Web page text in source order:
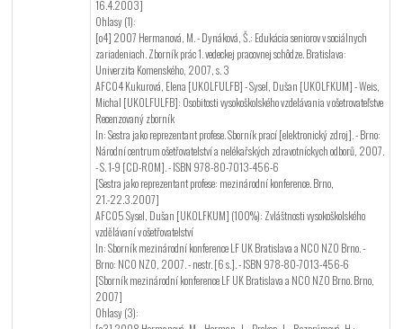
16.4.2003]
Ohlasy (1):
[o4] 2007 Hermanová, M. - Dynáková, Š.: Edukácia seniorov v sociálnych
zariadeniach. Zborník prác 1. vedeckej pracovnej schôdze. Bratislava:
Univerzita Komenského, 2007, s. 3
AFC04 Kukurová, Elena [UKOLFULFB] - Sysel, Dušan [UKOLFKUM] - Weis,
Michal [UKOLFULFB]: Osobitosti vysokoškolského vzdelávania v ošetrovateľstve
Recenzovaný zborník
In: Sestra jako reprezentant profese. Sborník prací [elektronický zdroj]. - Brno:
Národní centrum ošetřovatelství a nelékařských zdravotníckych odborů, 2007.
- S. 1-9 [CD-ROM]. - ISBN 978-80-7013-456-6
[Sestra jako reprezentant profese: mezinárodní konference. Brno,
21.-22.3.2007]
AFC05 Sysel, Dušan [UKOLFKUM] (100%): Zvláštnosti vysokoškolského
vzdělávaní v ošetřovatelství
In: Sborník mezinárodní konference LF UK Bratislava a NCO NZO Brno. -
Brno: NCO NZO, 2007. - nestr. [6 s.]. - ISBN 978-80-7013-456-6
[Sborník mezinárodní konference LF UK Bratislava a NCO NZO Brno. Brno,
2007]
Ohlasy (3):